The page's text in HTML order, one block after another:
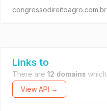
congressodireitoagro.com.br
Links to
There are 12 domains which
View API →